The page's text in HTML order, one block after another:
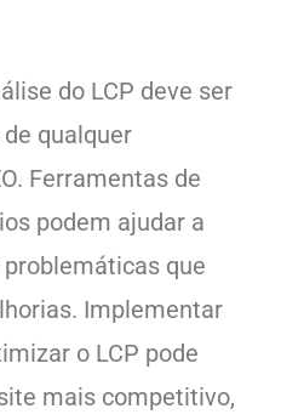
do LCP deve ser
qualquer
Ferramentas de
podem ajudar a
que
Implementar
o LCP pode
mais competitivo,